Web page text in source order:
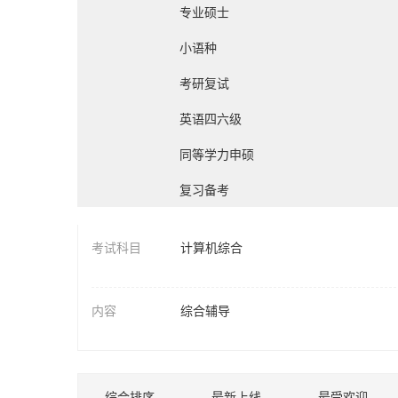
专业硕士
小语种
考研复试
英语四六级
同等学力申硕
复习备考
考试科目 计算机综合
内容 综合辅导